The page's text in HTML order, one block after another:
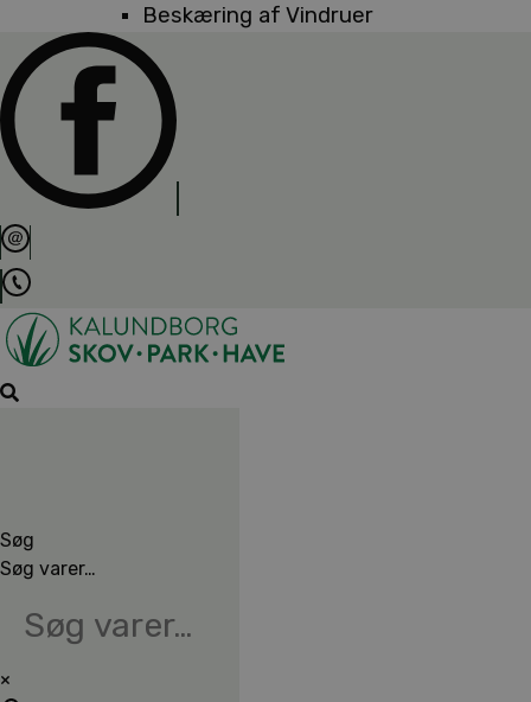
Beskæring af Vindruer
Søg
Søg varer…
×